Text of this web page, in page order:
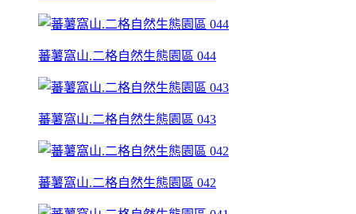
蕃薯窩山.二格自然生態園區 044
蕃薯窩山.二格自然生態園區 043
蕃薯窩山.二格自然生態園區 042